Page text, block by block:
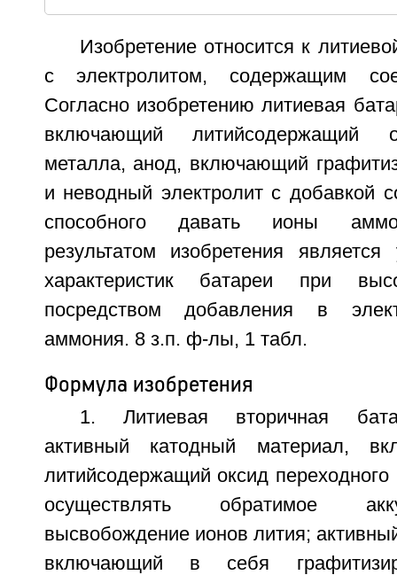
Изобретение относится к
с электролитом, содержащим
Согласно изобретению литиевая
включающий литийсодержащий
металла, анод, включающий
и неводный электролит с добавкой
способного давать ионы
результатом изобретения
характеристик батареи при
посредством добавления в
аммония. 8 з.п. ф-лы, 1 табл.
Формула изобретения
1. Литиевая вторичная
активный катодный материал,
литийсодержащий оксид
осуществлять обратимое
высвобождение ионов лития;
включающий в себя